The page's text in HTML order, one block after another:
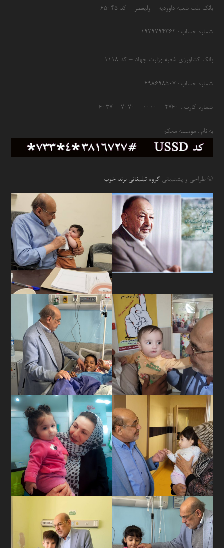
بانک ملت شعبه داوودیه – ولیعصر – کد ۶۵۰۴۵
شماره حساب : ۱۹۲۹۷۹۴۳۶۲
بانک کشاورزی شعبه وزارت جهاد – کد 1118
شماره حساب : ۴۹۸۶۹۸۵۰۷
شماره کارت : ۲۷۶۰ – ۰۰۰۰ – ۷۰۷۰ – ۶۰۳۷
به نام : موسسه محکم
© طراحی و پشتیبانیگروه تبلیغاتی برند خوب